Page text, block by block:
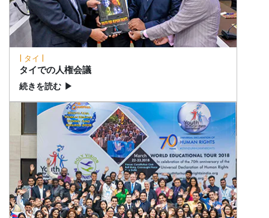
| タイ |
タイでの人権会議
続きを読む ▶